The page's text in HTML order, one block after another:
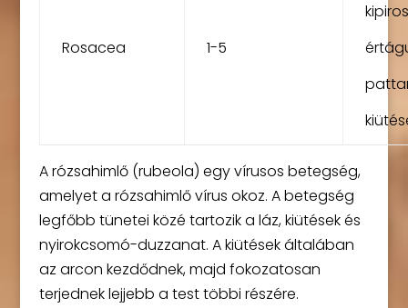
Rosacea 1-5
A rózsahimlő (rubeola) egy vírusos betegség,
amelyet a rózsahimlő vírus okoz. A betegség
legfőbb tünetei közé tartozik a láz, kiütések és
nyirokcsomó-duzzanat. A kiütések általában
az arcon kezdődnek, majd fokozatosan
terjednek lejjebb a test többi részére.